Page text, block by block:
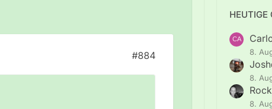
#884
HEUTIGE
8.
8.
8.